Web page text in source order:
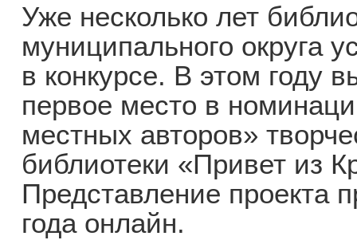
Уже несколько лет
муниципального округа
в конкурсе. В этом году
первое место в
местных авторов»
библиотеки «Привет из
Представление проекта
года онлайн.